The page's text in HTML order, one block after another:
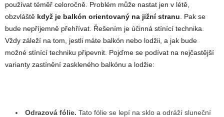
používat téměř celoročně. Problém může nastat jen v létě,
obzvláště když je balkón orientovaný na jižní stranu . Pak se
bude nepříjemně přehřívat. Řešením je účinná stínící technika.
Vždy záleží na tom, jestli máte balkón nebo lodžii, a jak bude
možné stínící techniku připevnit. Pojďme se podívat na nejčastější
varianty zastínění zaskleného balkónu a lodžie:
Odrazová fólie. Tato fólie se lepí na sklo a odráží sluneční